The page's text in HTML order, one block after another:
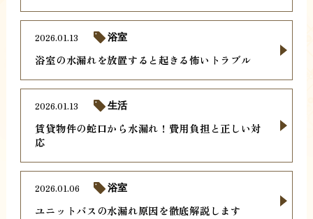
浴室の水漏れを放置すると起きる怖いトラブル
2026.01.13 浴室
賃貸物件の蛇口から水漏れ！費用負担と正しい対
応
2026.01.13 生活
ユニットバスの水漏れ原因を徹底解説します
2026.01.06 浴室